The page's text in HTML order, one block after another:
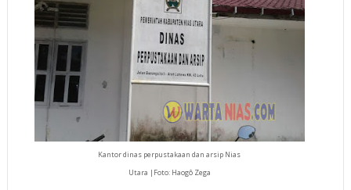
Kantor dinas perpustakaan dan arsip Nias
Utara |Foto: Haogô Zega